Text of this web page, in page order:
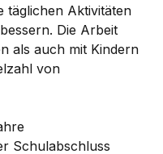
täglichen Aktivitäten
Die Arbeit
als auch mit Kindern
von
Schulabschluss